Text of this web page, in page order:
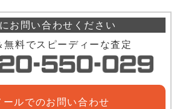
お問い合わせください
無料でスピーディーな査定
ールでのお問い合わせ